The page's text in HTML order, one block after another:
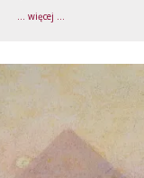
... więcej ...